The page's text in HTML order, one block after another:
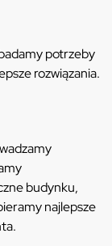
potrzeby
rozwiązania.
budynku,
najlepsze